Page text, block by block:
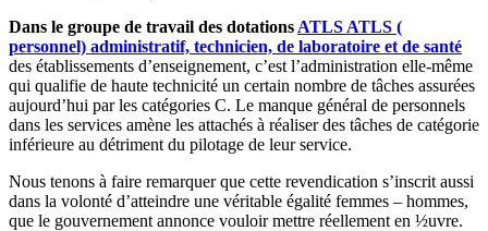
Dans le groupe de travail des dotations ATLS ATLS (
personnel) administratif, technicien, de laboratoire et de santé
des établissements d’enseignement, c’est l’administration elle-même
qui qualifie de haute technicité un certain nombre de tâches assurées
aujourd’hui par les catégories C. Le manque général de personnels
dans les services amène les attachés à réaliser des tâches de catégorie
inférieure au détriment du pilotage de leur service.
Nous tenons à faire remarquer que cette revendication s’inscrit aussi
dans la volonté d’atteindre une véritable égalité femmes – hommes,
que le gouvernement annonce vouloir mettre réellement en ½uvre.